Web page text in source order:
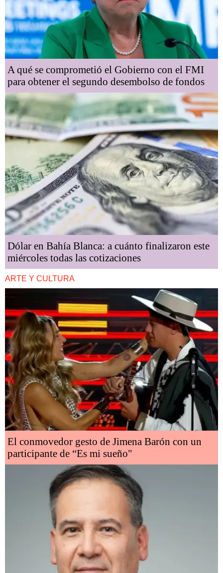
A qué se comprometió el Gobierno con el FMI
para obtener el segundo desembolso de fondos
Dólar en Bahía Blanca: a cuánto finalizaron este
miércoles todas las cotizaciones
ARTE Y CULTURA
El conmovedor gesto de Jimena Barón con un
participante de “Es mi sueño"